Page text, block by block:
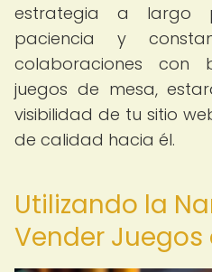
estrategia a largo
paciencia y
colaboraciones con
juegos de mesa,
visibilidad de tu sitio
de calidad hacia él.
Utilizando la
Vender Juegos